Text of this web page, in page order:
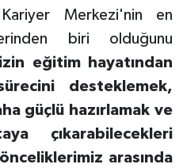
Merkezi'nin en
biri olduğunu
eğitim hayatından
desteklemek,
güçlü hazırlamak ve
çıkarabilecekleri
arasında